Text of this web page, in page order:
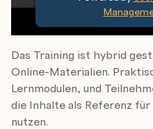
Das Training ist hybrid
Online-Materialien.
Lernmodulen, und
die Inhalte als Referenz
nutzen.